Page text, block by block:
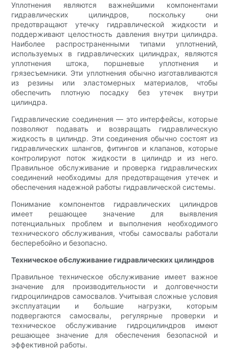
Уплотнения являются важнейшими компонентами
гидравлических цилиндров, поскольку они
предотвращают утечку гидравлической жидкости и
поддерживают целостность давления внутри цилиндра.
Наиболее распространенными типами уплотнений,
используемых в гидравлических цилиндрах, являются
уплотнения штока, поршневые уплотнения и
грязесъемники. Эти уплотнения обычно изготавливаются
из резины или эластомерных материалов, чтобы
обеспечить плотную посадку без утечек внутри
цилиндра.
Гидравлические соединения — это интерфейсы, которые
позволяют подавать и возвращать гидравлическую
жидкость в цилиндр. Эти соединения обычно состоят из
гидравлических шлангов, фитингов и клапанов, которые
контролируют поток жидкости в цилиндр и из него.
Правильное обслуживание и проверка гидравлических
соединений необходимы для предотвращения утечек и
обеспечения надежной работы гидравлической системы.
Понимание компонентов гидравлических цилиндров
имеет решающее значение для выявления
потенциальных проблем и выполнения необходимого
технического обслуживания, чтобы самосвалы работали
бесперебойно и безопасно.
Техническое обслуживание гидравлических цилиндров
Правильное техническое обслуживание имеет важное
значение для производительности и долговечности
гидроцилиндров самосвалов. Учитывая сложные условия
эксплуатации и большие нагрузки, которым
подвергаются самосвалы, регулярные проверки и
техническое обслуживание гидроцилиндров имеют
решающее значение для обеспечения безопасной и
эффективной работы.